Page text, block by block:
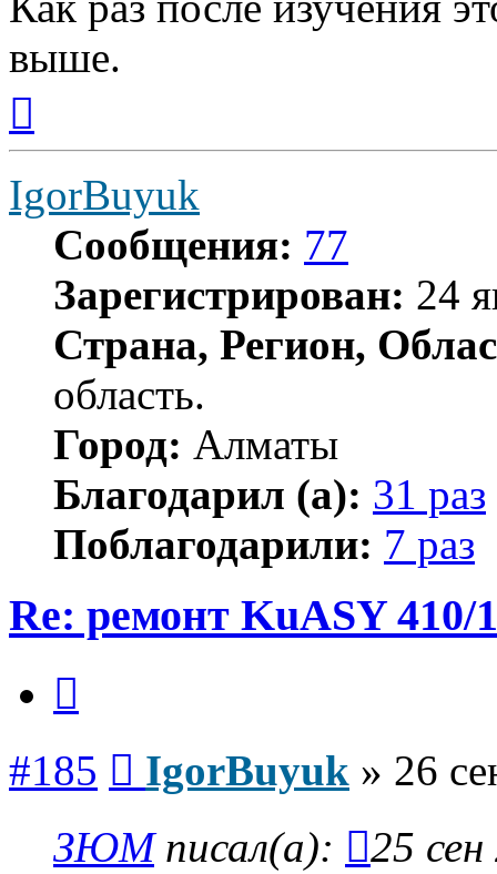
выше.
началу
IgorBuyuk
Сообщения: 77
Зарегистрирован: 24
Страна, Регион,
область.
Город: Алматы
Благодарил (а): 31 раз
Поблагодарили: 7 раз
Re: ремонт KuASY 410/
#185 IgorBuyuk » 26
ЗЮМписал(а):
25